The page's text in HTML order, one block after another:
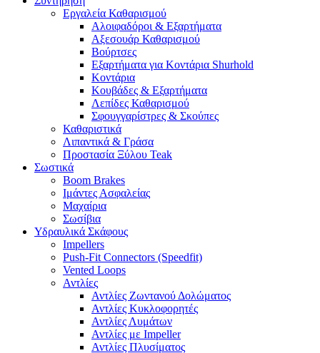
Εργαλεία Καθαρισμού
Αλοιφαδόροι & Εξαρτήματα
Αξεσουάρ Καθαρισμού
Βούρτσες
Εξαρτήματα για Κοντάρια Shurhold
Κοντάρια
Κουβάδες & Εξαρτήματα
Λεπίδες Καθαρισμού
Σφουγγαρίστρες & Σκούπες
Καθαριστικά
Λιπαντικά & Γράσα
Προστασία Ξύλου Teak
Σωστικά
Boom Brakes
Ιμάντες Ασφαλείας
Μαχαίρια
Σωσίβια
Υδραυλικά Σκάφους
Impellers
Push-Fit Connectors (Speedfit)
Vented Loops
Αντλίες
Αντλίες Ζωντανού Δολώματος
Αντλίες Κυκλοφορητές
Αντλίες Λυμάτων
Αντλίες με Impeller
Αντλίες Πλυσίματος